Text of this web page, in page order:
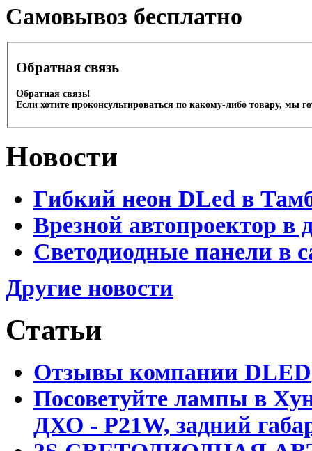
Cамовывоз бесплатно
Обратная связь
Обратная связь!
Если хотите проконсультироваться по какому-либо товару, мы
Новости
Гибкий неон DLed в
Врезной автопроектор в
Светодиодные панели в
Другие новости
Статьи
Отзывы компании DLED
Посоветуйте лампы в
ДХО - P21W, задний